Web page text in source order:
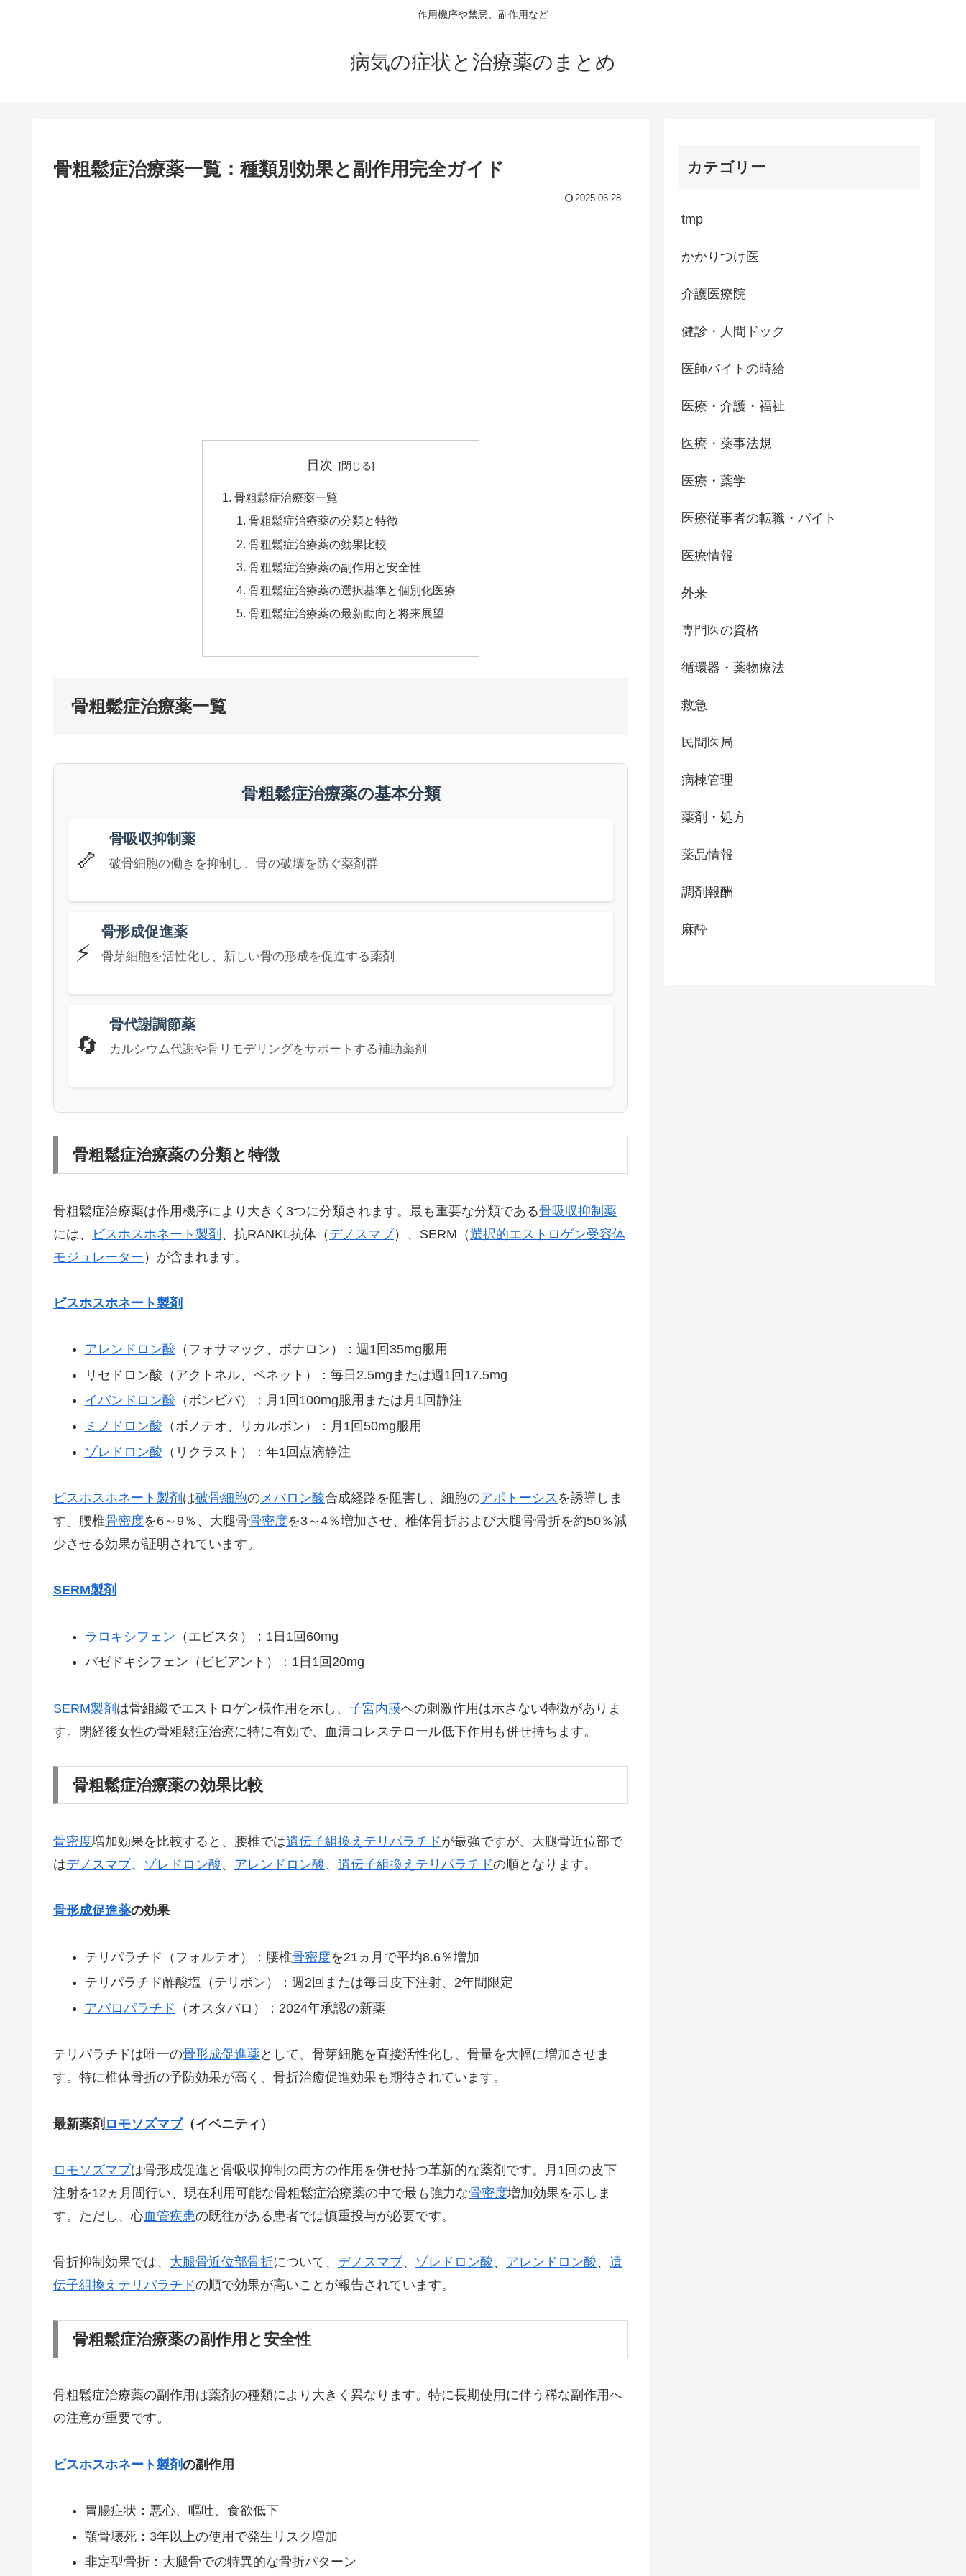
作用機序や禁忌、副作用など
病気の症状と治療薬のまとめ
骨粗鬆症治療薬一覧：種類別効果と副作用完全ガイド
2025.06.28
目次
骨粗鬆症治療薬一覧
骨粗鬆症治療薬の分類と特徴
骨粗鬆症治療薬の効果比較
骨粗鬆症治療薬の副作用と安全性
骨粗鬆症治療薬の選択基準と個別化医療
骨粗鬆症治療薬の最新動向と将来展望
骨粗鬆症治療薬一覧
骨粗鬆症治療薬の基本分類
🦴
骨吸収抑制薬
破骨細胞の働きを抑制し、骨の破壊を防ぐ薬剤群
⚡
骨形成促進薬
骨芽細胞を活性化し、新しい骨の形成を促進する薬剤
🔄
骨代謝調節薬
カルシウム代謝や骨リモデリングをサポートする補助薬剤
骨粗鬆症治療薬の分類と特徴
骨粗鬆症治療薬は作用機序により大きく3つに分類されます。最も重要な分類である骨吸収抑制薬
には、
ビスホスホネート製剤 、抗RANKL抗体（ デノスマブ）、SERM（選択的エストロゲン受容体
モジュレーター ）が含まれます。
ビスホスホネート製剤
アレンドロン酸 （フォサマック、ボナロン）：週1回35mg服用
リセドロン酸（アクトネル、ベネット）：毎日2.5mgまたは週1回17.5mg
イバンドロン酸 （ボンビバ）：月1回100mg服用または月1回静注
ミノドロン酸 （ボノテオ、リカルボン）：月1回50mg服用
ゾレドロン酸 （リクラスト）：年1回点滴静注
ビスホスホネート製剤 は破骨細胞のメバロン酸合成経路を阻害し、細胞のアポトーシス を誘導しま
す。腰椎骨密度を6～9％、大腿骨骨密度を3～4％増加させ、椎体骨折および大腿骨骨折を約50％減
少させる効果が証明されています。
SERM製剤
ラロキシフェン （エビスタ）：1日1回60mg
バゼドキシフェン（ビビアント）：1日1回20mg
SERM製剤 は骨組織でエストロゲン様作用を示し、 子宮内膜への刺激作用は示さない特徴がありま
す。閉経後女性の骨粗鬆症治療に特に有効で、血清コレステロール低下作用も併せ持ちます。
骨粗鬆症治療薬の効果比較
骨密度増加効果を比較すると、腰椎では遺伝子組換えテリパラチドが最強ですが、大腿骨近位部で
はデノスマブ、 ゾレドロン酸、 アレンドロン酸、 遺伝子組換えテリパラチドの順となります。
骨形成促進薬の効果
テリパラチド（フォルテオ）：腰椎骨密度を21ヵ月で平均8.6％増加
テリパラチド酢酸塩（テリボン）：週2回または毎日皮下注射、2年間限定
アバロパラチド （オスタバロ）：2024年承認の新薬
テリパラチドは唯一の骨形成促進薬として、骨芽細胞を直接活性化し、骨量を大幅に増加させま
す。特に椎体骨折の予防効果が高く、骨折治癒促進効果も期待されています。
最新薬剤 ロモソズマブ（イベニティ）
ロモソズマブは骨形成促進と骨吸収抑制の両方の作用を併せ持つ革新的な薬剤です。月1回の皮下
注射を12ヵ月間行い、現在利用可能な骨粗鬆症治療薬の中で最も強力な骨密度増加効果を示しま
す。ただし、心血管疾患の既往がある患者では慎重投与が必要です。
骨折抑制効果では、 大腿骨近位部骨折について、 デノスマブ、 ゾレドロン酸、 アレンドロン酸、 遺
伝子組換えテリパラチドの順で効果が高いことが報告されています。
骨粗鬆症治療薬の副作用と安全性
骨粗鬆症治療薬の副作用は薬剤の種類により大きく異なります。特に長期使用に伴う稀な副作用へ
の注意が重要です。
ビスホスホネート製剤の副作用
胃腸症状：悪心、嘔吐、食欲低下
顎骨壊死：3年以上の使用で発生リスク増加
非定型骨折：大腿骨での特異的な骨折パターン
カテゴリー
tmp
かかりつけ医
介護医療院
健診・人間ドック
医師バイトの時給
医療・介護・福祉
医療・薬事法規
医療・薬学
医療従事者の転職・バイト
医療情報
外来
専門医の資格
循環器・薬物療法
救急
民間医局
病棟管理
薬剤・処方
薬品情報
調剤報酬
麻酔